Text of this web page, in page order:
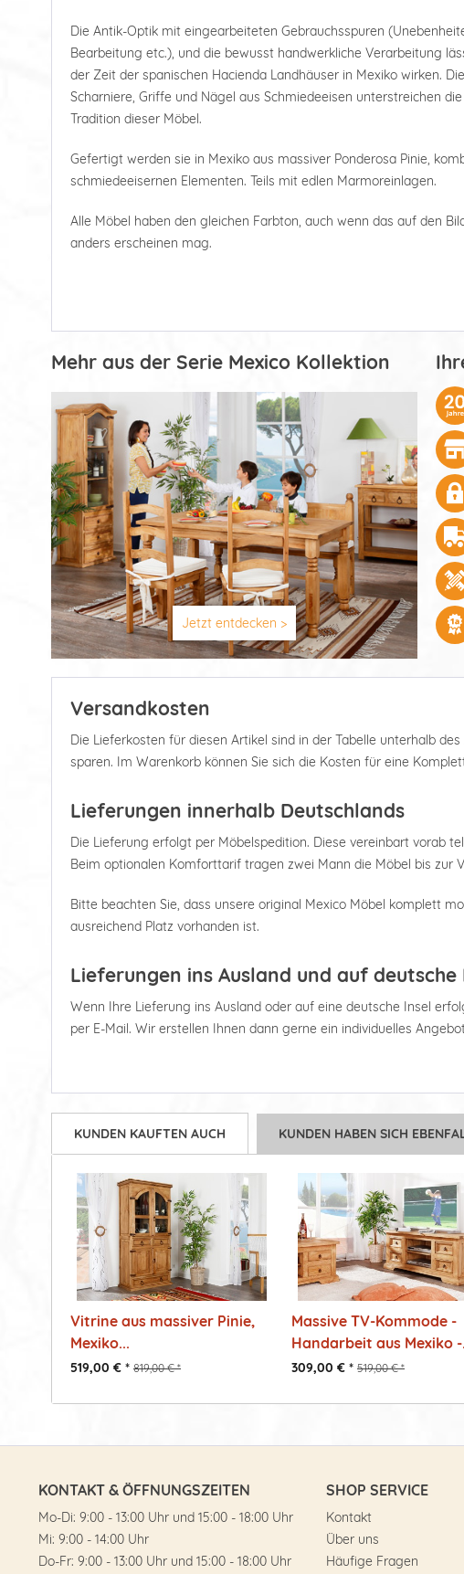
Die Antik-Optik mit eingearbeiteten Gebrauchsspuren
Bearbeitung etc.), und die bewusst handwerkliche Verarbeitung
der Zeit der spanischen Hacienda Landhäuser in Mexiko wirken.
Scharniere, Griffe und Nägel aus Schmiedeeisen unterstreichen
Tradition dieser Möbel.
Gefertigt werden sie in Mexiko aus massiver Ponderosa Pinie,
schmiedeeisernen Elementen. Teils mit edlen Marmoreinlagen.
Alle Möbel haben den gleichen Farbton, auch wenn das auf den
anders erscheinen mag.
Mehr aus der Serie Mexico Kollektion
Jetzt entdecken >
Versandkosten
Die Lieferkosten für diesen Artikel sind in der Tabelle unterhalb
sparen. Im Warenkorb können Sie sich die Kosten für eine
Lieferungen innerhalb Deutschlands
Die Lieferung erfolgt per Möbelspedition. Diese vereinbart vorab
Beim optionalen Komforttarif tragen zwei Mann die Möbel bis zur
Bitte beachten Sie, dass unsere original Mexico Möbel komplett
ausreichend Platz vorhanden ist.
Lieferungen ins Ausland und auf deutsche
Wenn Ihre Lieferung ins Ausland oder auf eine deutsche Insel
per E-Mail. Wir erstellen Ihnen dann gerne ein individuelles
KUNDEN KAUFTEN AUCH KUNDEN HABEN SICH
Vitrine aus massiver Pinie,
Mexiko...
519,00 € * 819,00 € *
Massive TV-Kommode -
Handarbeit aus Mexiko -
309,00 € * 519,00 € *
KONTAKT & ÖFFNUNGSZEITEN
Mo-Di: 9:00 - 13:00 Uhr und 15:00 - 18:00 Uhr
Mi: 9:00 - 14:00 Uhr
Do-Fr: 9:00 - 13:00 Uhr und 15:00 - 18:00 Uhr
SHOP SERVICE
Kontakt
Über uns
Häufige Fragen